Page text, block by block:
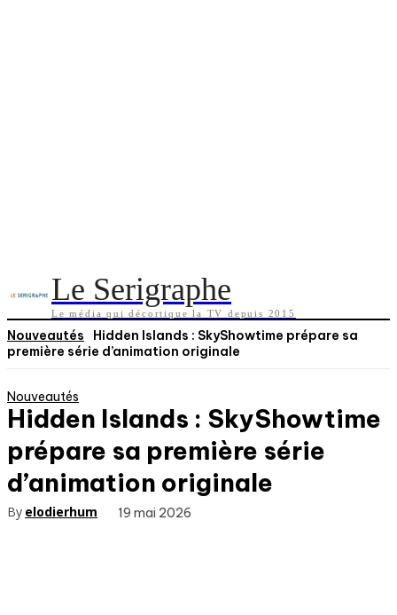
Le Serigraphe
Le média qui décortique la TV depuis 2015
Nouveautés
Hidden Islands : SkyShowtime prépare sa
première série d’animation originale
Nouveautés
Hidden Islands : SkyShowtime
prépare sa première série
d’animation originale
By elodierhum 19 mai 2026